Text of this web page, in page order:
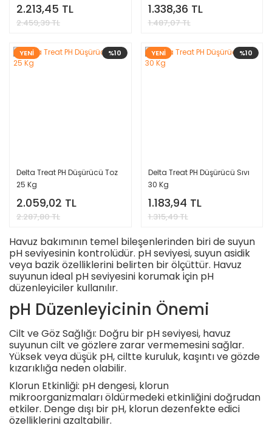
2.213,45 TL
2.459,39 TL
1.338,36 TL
1.487,07 TL
%10
YENİ
Delta Treat PH Düşürücü Toz
25 Kg
2.059,02 TL
2.287,80 TL
%10
YENİ
Delta Treat PH Düşürücü Sıvı
30 Kg
1.183,94 TL
1.315,49 TL
Havuz bakımının temel bileşenlerinden biri de suyun
pH seviyesinin kontrolüdür. pH seviyesi, suyun asidik
veya bazik özelliklerini belirten bir ölçüttür. Havuz
suyunun ideal pH seviyesini korumak için pH
düzenleyiciler kullanılır.
pH Düzenleyicinin Önemi
Cilt ve Göz Sağlığı: Doğru bir pH seviyesi, havuz
suyunun cilt ve gözlere zarar vermemesini sağlar.
Yüksek veya düşük pH, ciltte kuruluk, kaşıntı ve gözde
kızarıklığa neden olabilir.
Klorun Etkinliği: pH dengesi, klorun
mikroorganizmaları öldürmedeki etkinliğini doğrudan
etkiler. Denge dışı bir pH, klorun dezenfekte edici
özelliklerini azaltabilir.